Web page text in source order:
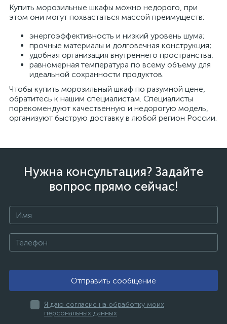
Купить морозильные шкафы можно недорого, при
этом они могут похвастаться массой преимуществ:
энергоэффективность и низкий уровень шума;
прочные материалы и долговечная конструкция;
удобная организация внутреннего пространства;
равномерная температура по всему объему для
идеальной сохранности продуктов.
Чтобы купить морозильный шкаф по разумной цене,
обратитесь к нашим специалистам. Специалисты
порекомендуют качественную и недорогую модель,
организуют быструю доставку в любой регион России.
Нужна консультация? Задайте
вопрос прямо сейчас!
Отправить сообщение
Я даю согласие на обработку моих
персональных данных